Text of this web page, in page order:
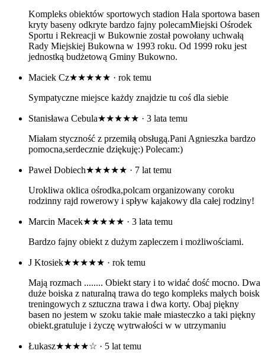
Kompleks obiektów sportowych stadion Hala sportowa basen
kryty baseny odkryte bardzo fajny polecamMiejski Ośrodek
Sportu i Rekreacji w Bukownie został powołany uchwałą
Rady Miejskiej Bukowna w 1993 roku. Od 1999 roku jest
jednostką budżetową Gminy Bukowno.
Maciek Cz★★★★★ · rok temu
Sympatyczne miejsce każdy znajdzie tu coś dla siebie
Stanisława Cebula★★★★★ · 3 lata temu
Miałam styczność z przemiłą obsługą.Pani Agnieszka bardzo
pomocna,serdecznie dziękuję:) Polecam:)
Paweł Dobiech★★★★★ · 7 lat temu
Urokliwa oklica ośrodka,polcam organizowany coroku
rodzinny rajd rowerowy i spływ kajakowy dla całej rodziny!
Marcin Macek★★★★★ · 3 lata temu
Bardzo fajny obiekt z dużym zapleczem i możliwościami.
J Ktosiek★★★★★ · rok temu
Mają rozmach ........ Obiekt stary i to widać dość mocno. Dwa
duże boiska z naturalną trawa do tego kompleks małych boisk
treningowych z sztuczna trawa i dwa korty. Obaj piękny
basen no jestem w szoku takie małe miasteczko a taki piękny
obiekt.gratuluje i życzę wytrwałości w w utrzymaniu
Łukasz★★★★☆ · 5 lat temu